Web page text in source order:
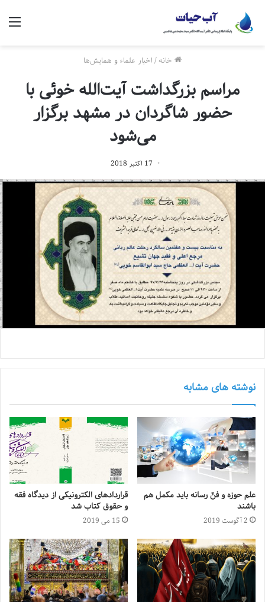
خانه/اخبار علماء و همایش‌ها
مراسم بزرگداشت آیت‌الله خوئی با
حضور شاگردان در مشهد برگزار
می‌شود
17 اکتبر 2018
نوشته های مشابه
علم حوزه و فنّ رسانه باید مکمل هم
باشند
2 آگوست 2019
قراردادهای الکترونیکی از دیدگاه فقه
و حقوق کتاب شد
15 می 2019